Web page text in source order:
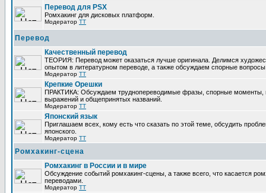
Перевод для PSX
Ромхакинг для дисковых платформ.
Модератор TT
Перевод
Качественный перевод
ТЕОРИЯ: Перевод может оказаться лучше оригинала. Делимся
опытом в литературном переводе, а также обсуждаем спорные вопросы
Модератор TT
Крепкие Орешки
ПРАКТИКА: Обсуждаем труднопереводимые фразы, спорные моменты,
выражений и общепринятых названий.
Модератор TT
Японский язык
Приглашаем всех, кому есть что сказать по этой теме, обсудить
японского.
Модератор TT
Ромхакинг-сцена
Ромхакинг в России и в мире
Обсуждение событий ромхакинг-сцены, а также всего, что касается
переводами.
Модератор TT